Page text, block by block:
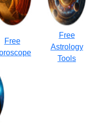
Free
Free
Astrology
Tools